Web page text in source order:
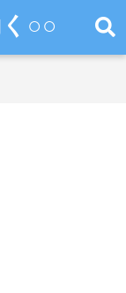
○○